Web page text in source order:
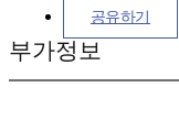
공유하기
부가정보